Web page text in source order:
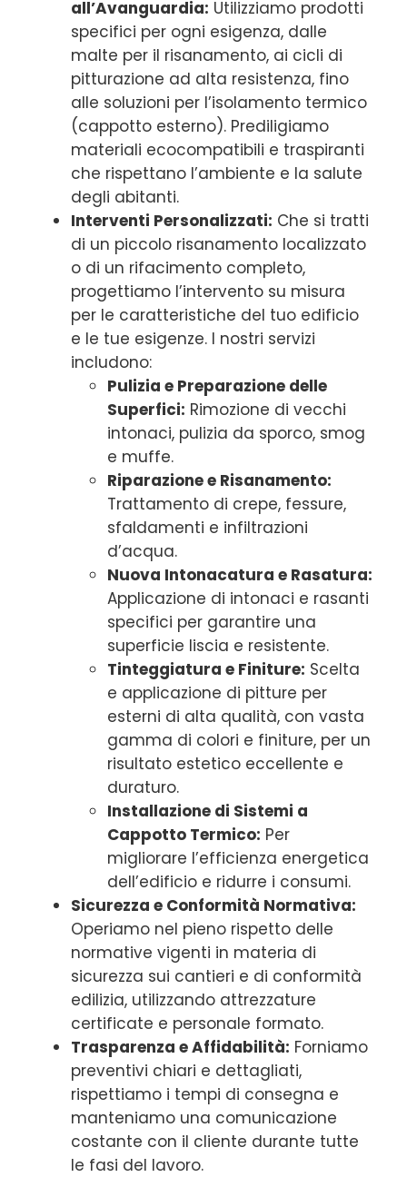
all’Avanguardia: Utilizziamo prodotti
specifici per ogni esigenza, dalle
malte per il risanamento, ai cicli di
pitturazione ad alta resistenza, fino
alle soluzioni per l’isolamento termico
(cappotto esterno). Prediligiamo
materiali ecocompatibili e traspiranti
che rispettano l’ambiente e la salute
degli abitanti.
Interventi Personalizzati: Che si tratti
di un piccolo risanamento localizzato
o di un rifacimento completo,
progettiamo l’intervento su misura
per le caratteristiche del tuo edificio
e le tue esigenze. I nostri servizi
includono:
Pulizia e Preparazione delle
Superfici: Rimozione di vecchi
intonaci, pulizia da sporco, smog
e muffe.
Riparazione e Risanamento:
Trattamento di crepe, fessure,
sfaldamenti e infiltrazioni
d’acqua.
Nuova Intonacatura e Rasatura:
Applicazione di intonaci e rasanti
specifici per garantire una
superficie liscia e resistente.
Tinteggiatura e Finiture: Scelta
e applicazione di pitture per
esterni di alta qualità, con vasta
gamma di colori e finiture, per un
risultato estetico eccellente e
duraturo.
Installazione di Sistemi a
Cappotto Termico: Per
migliorare l’efficienza energetica
dell’edificio e ridurre i consumi.
Sicurezza e Conformità Normativa:
Operiamo nel pieno rispetto delle
normative vigenti in materia di
sicurezza sui cantieri e di conformità
edilizia, utilizzando attrezzature
certificate e personale formato.
Trasparenza e Affidabilità: Forniamo
preventivi chiari e dettagliati,
rispettiamo i tempi di consegna e
manteniamo una comunicazione
costante con il cliente durante tutte
le fasi del lavoro.